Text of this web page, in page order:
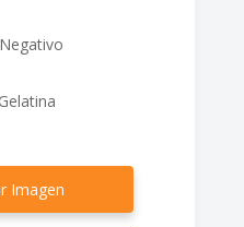
Negativo
Gelatina
Imagen